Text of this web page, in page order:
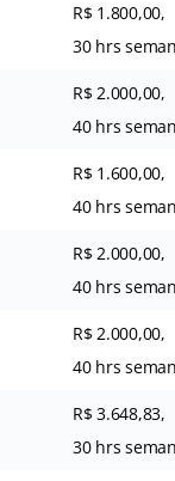
R$ 1.800,00,
30 hrs
R$ 2.000,00,
40 hrs
R$ 1.600,00,
40 hrs
R$ 2.000,00,
40 hrs
R$ 2.000,00,
40 hrs
R$ 3.648,83,
30 hrs